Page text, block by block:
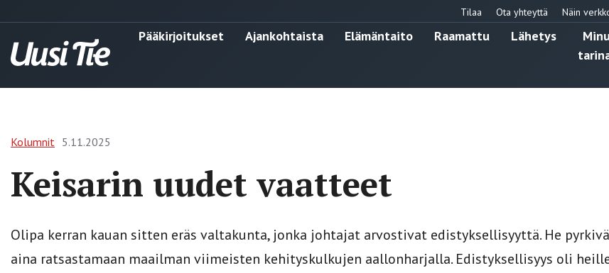
Tilaa Ota yhteyttä Näin
Pääkirjoitukset Ajankohtaista Elämäntaito Raamattu Lähetys
Kolumnit 5.11.2025
Keisarin uudet vaatteet
Olipa kerran kauan sitten eräs valtakunta, jonka johtajat arvostivat edistyksellisyyttä. He
aina ratsastamaan maailman viimeisten kehityskulkujen aallonharjalla. Edistyksellisyys oli